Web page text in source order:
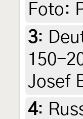
Foto:
3:
150-
Josef
4: